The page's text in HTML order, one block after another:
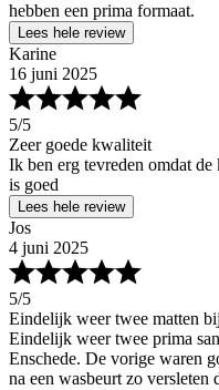
hebben een prima formaat.
Lees hele review
Karine
16 juni 2025
5/5
Zeer goede kwaliteit
Ik ben erg tevreden omdat
is goed
Lees hele review
Jos
4 juni 2025
5/5
Eindelijk weer twee matten
Eindelijk weer twee prima
Enschede. De vorige waren
na een wasbeurt zo